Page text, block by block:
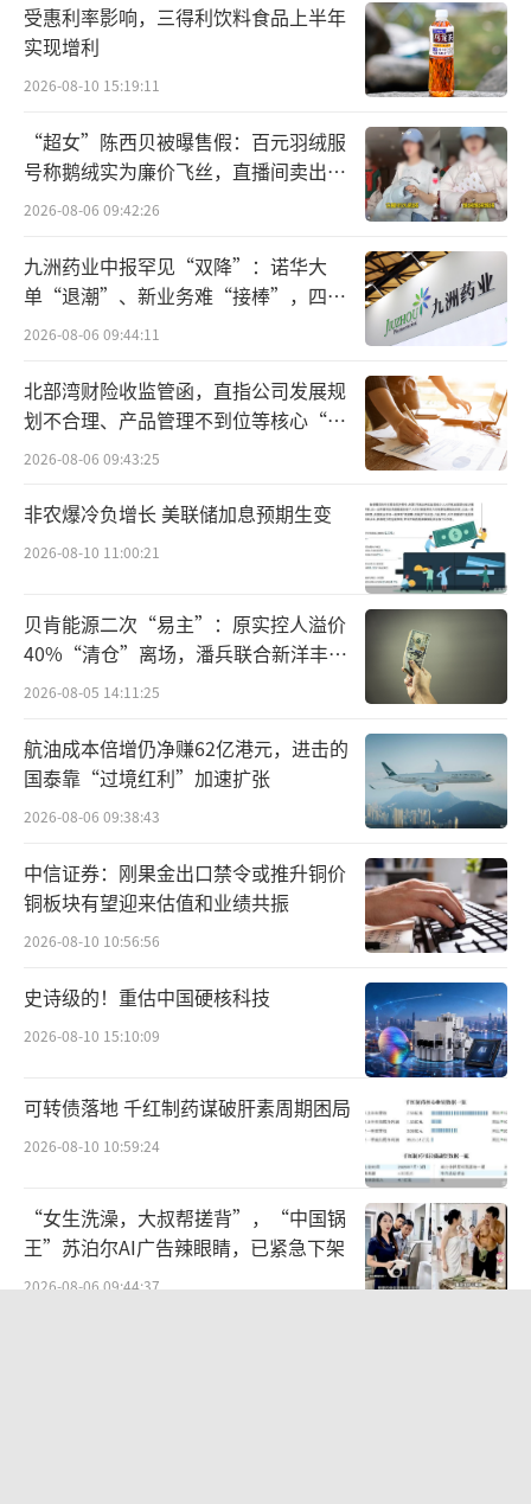
受惠利率影响，三得利饮料食品上半年
实现增利
2026-08-10 15:19:11
“超女”陈西贝被曝售假：百元羽绒服
号称鹅绒实为廉价飞丝，直播间卖出超
百万元
2026-08-06 09:42:26
九洲药业中报罕见“双降”：诺华大
单“退潮”、新业务难“接棒”，四大
难关待闯
2026-08-06 09:44:11
北部湾财险收监管函，直指公司发展规
划不合理、产品管理不到位等核心“痛
点”
2026-08-06 09:43:25
非农爆冷负增长 美联储加息预期生变
2026-08-10 11:00:21
贝肯能源二次“易主”：原实控人溢价
40%“清仓”离场，潘兵联合新洋丰、
宏科百世拟入主
2026-08-05 14:11:25
航油成本倍增仍净赚62亿港元，进击的
国泰靠“过境红利”加速扩张
2026-08-06 09:38:43
中信证券：刚果金出口禁令或推升铜价
铜板块有望迎来估值和业绩共振
2026-08-10 10:56:56
史诗级的！重估中国硬核科技
2026-08-10 15:10:09
可转债落地 千红制药谋破肝素周期困局
2026-08-10 10:59:24
“女生洗澡，大叔帮搓背”，“中国锅
王”苏泊尔AI广告辣眼睛，已紧急下架
2026-08-06 09:44:37